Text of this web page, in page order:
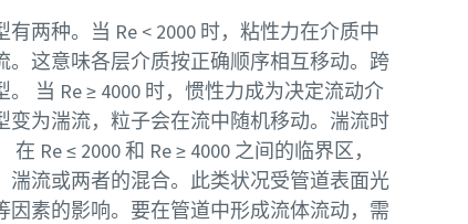
有两种。当 Re < 2000 时，粘性力在介质中
。这意味各层介质按正确顺序相互移动。跨
当 Re ≥ 4000 时，惯性力成为决定流动介
变为湍流，粒子会在流中随机移动。湍流时
Re ≤ 2000 和 Re ≥ 4000 之间的临界区，
湍流或两者的混合。此类状况受管道表面光
因素的影响。要在管道中形成流体流动，需